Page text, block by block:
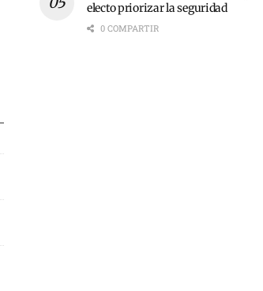
electo priorizar la seguridad
0 COMPARTIR